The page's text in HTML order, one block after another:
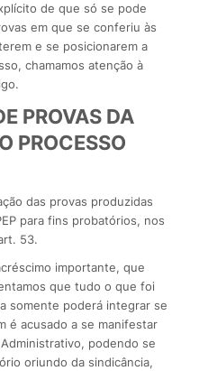
de que só se pode
em que se conferiu às
e se posicionarem a
chamamos atenção à
PROVAS DA
PROCESSO
das provas produzidas
para fins probatórios, nos
53.
importante, que
que tudo o que foi
somente poderá integrar se
é acusado a se manifestar
podendo se
oriundo da sindicância,